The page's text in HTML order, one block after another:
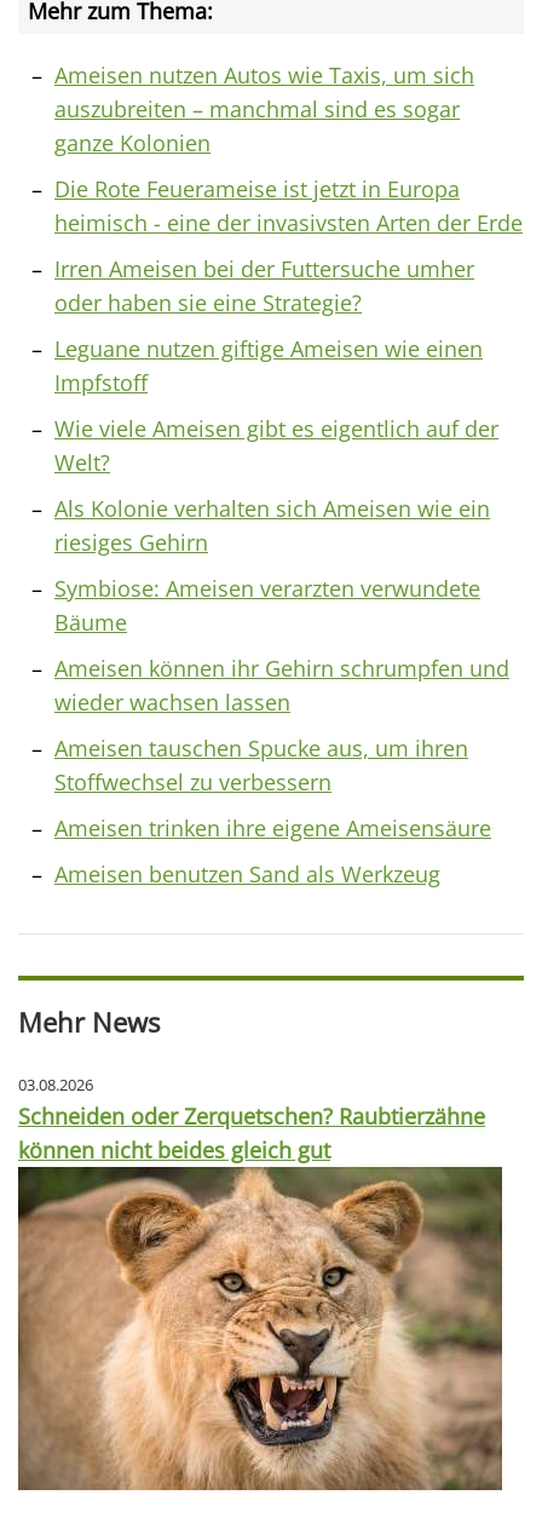
Mehr zum Thema:
Ameisen nutzen Autos wie Taxis, um sich
auszubreiten – manchmal sind es sogar
ganze Kolonien
Die Rote Feuerameise ist jetzt in Europa
heimisch - eine der invasivsten Arten der Erde
Irren Ameisen bei der Futtersuche umher
oder haben sie eine Strategie?
Leguane nutzen giftige Ameisen wie einen
Impfstoff
Wie viele Ameisen gibt es eigentlich auf der
Welt?
Als Kolonie verhalten sich Ameisen wie ein
riesiges Gehirn
Symbiose: Ameisen verarzten verwundete
Bäume
Ameisen können ihr Gehirn schrumpfen und
wieder wachsen lassen
Ameisen tauschen Spucke aus, um ihren
Stoffwechsel zu verbessern
Ameisen trinken ihre eigene Ameisensäure
Ameisen benutzen Sand als Werkzeug
Mehr News
03.08.2026
Schneiden oder Zerquetschen? Raubtierzähne
können nicht beides gleich gut